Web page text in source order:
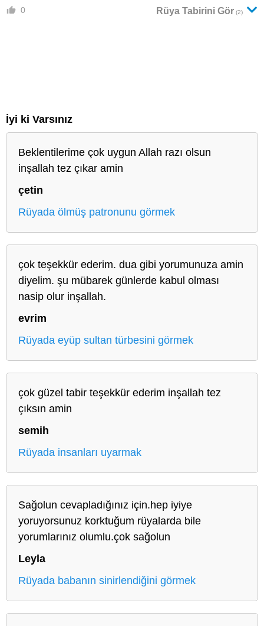
0 Rüya Tabirini Gör (2)
İyi ki Varsınız
Beklentilerime çok uygun Allah razı olsun
inşallah tez çıkar amin
çetin
Rüyada ölmüş patronunu görmek
çok teşekkür ederim. dua gibi yorumunuza amin
diyelim. şu mübarek günlerde kabul olması
nasip olur inşallah.
evrim
Rüyada eyüp sultan türbesini görmek
çok güzel tabir teşekkür ederim inşallah tez
çıksın amin
semih
Rüyada insanları uyarmak
Sağolun cevapladığınız için.hep iyiye
yoruyorsunuz korktuğum rüyalarda bile
yorumlarınız olumlu.çok sağolun
Leyla
Rüyada babanın sinirlendiğini görmek